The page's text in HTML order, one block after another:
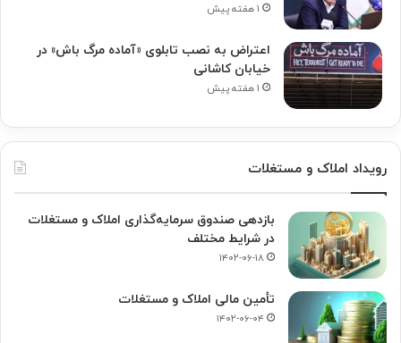
۱ هفته پیش
اعتراض به نصب تابلوی «آماده مرگ باش» در
خیابان کاشانی
۱ هفته پیش
رویداد املاک و مستغلات
بازدهی صندوق سرمایه‌گذاری املاک و مستغلات
در شرایط مختلف
۱۴۰۲-۰۶-۱۸
تأمین مالی املاک و مستغلات
۱۴۰۲-۰۶-۰۴